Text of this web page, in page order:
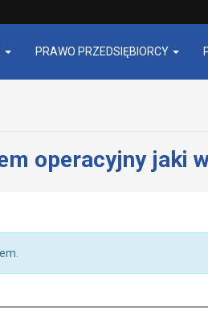
PRAWO PRZEDSIĘBIORCY
operacyjny jaki